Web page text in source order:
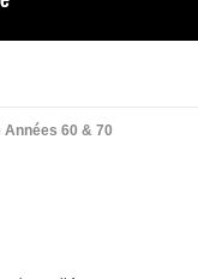
Années 60 & 70